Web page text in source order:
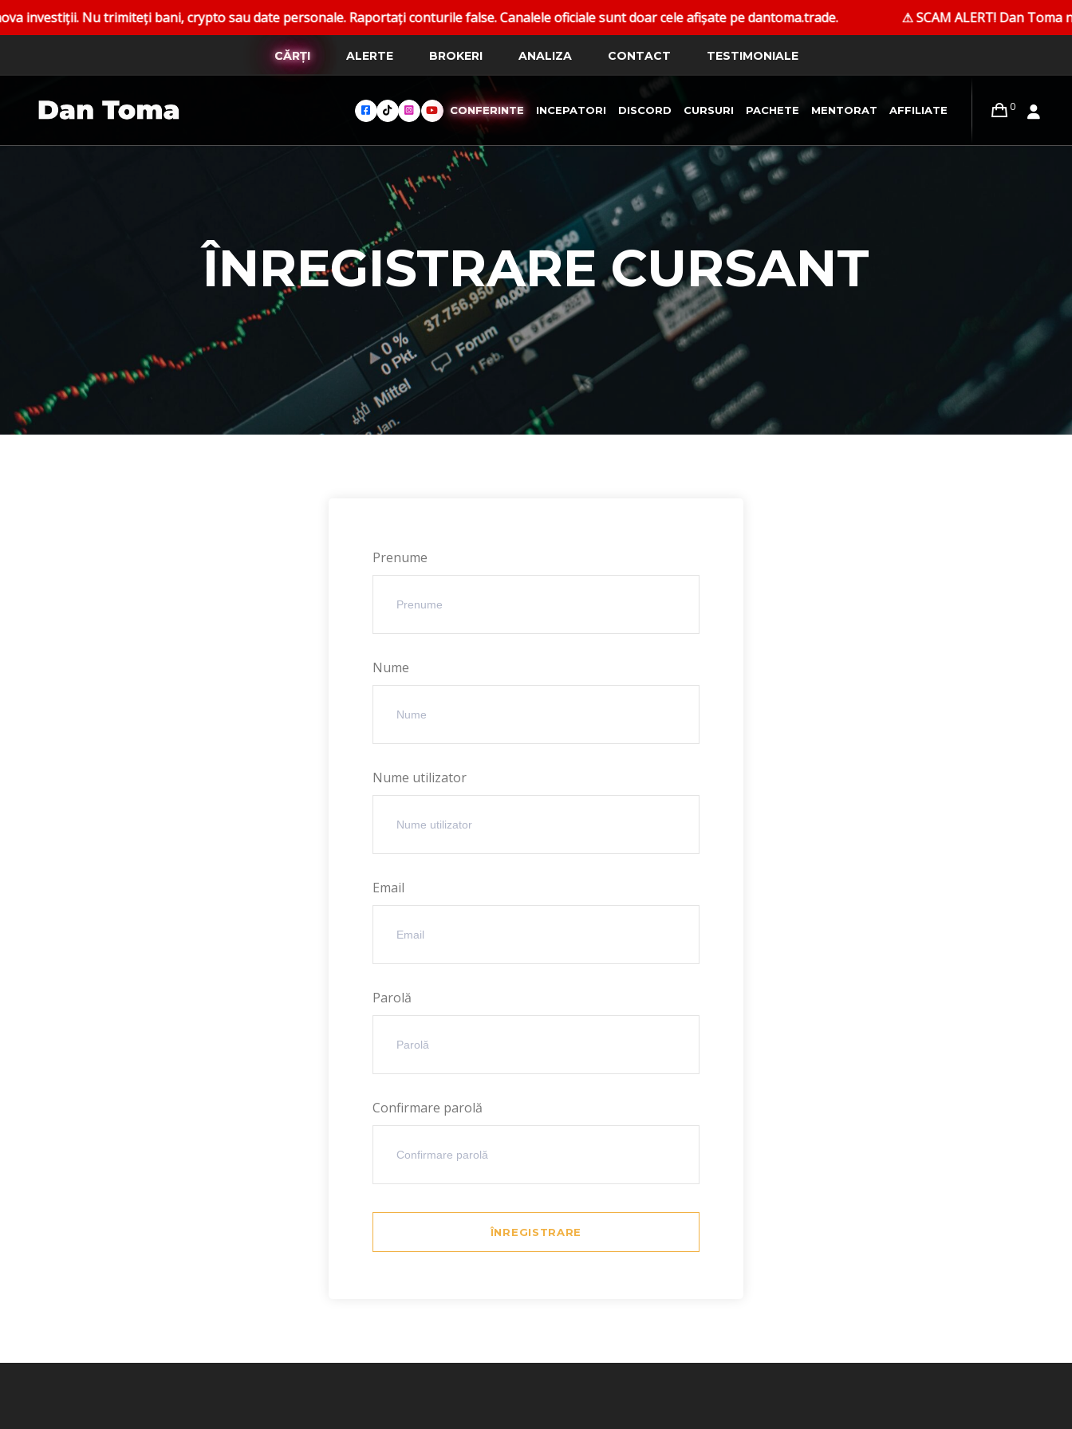
Nu trimiteți bani, crypto sau date personale. Raportați conturile false. Canalele oficiale sunt doar cele afișate pe dantoma.trade. ⚠ SCAM ALERT! Dan Toma nu
CĂRȚI ALERTE BROKERI ANALIZA CONTACT TESTIMONIALE
0
CONFERINTE INCEPATORI DISCORD CURSURI PACHETE MENTORAT AFFILIATE
ÎNREGISTRARE CURSANT
Prenume
Nume
Nume utilizator
Email
Parolă
Confirmare parolă
ÎNREGISTRARE